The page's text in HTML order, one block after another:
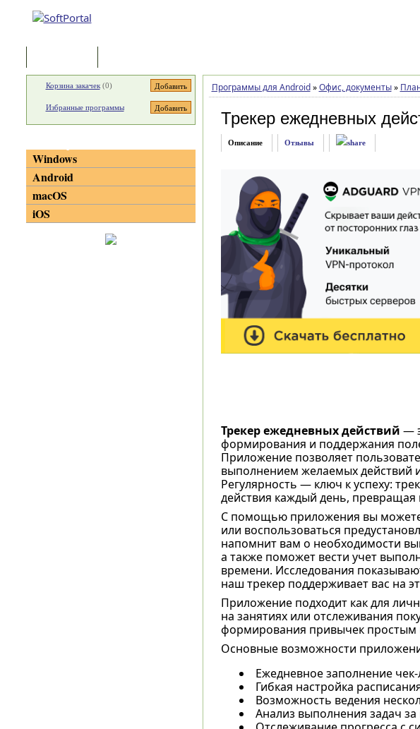
Программы для Android » Офис, документы »
Трекер ежедневных
Описание Отзывы
Трекер ежедневных действий —
формирования и поддержания
Приложение позволяет
выполнением желаемых действий
Регулярность — ключ к успеху:
действия каждый день, превращая
С помощью приложения вы можете
или воспользоваться
напомнит вам о необходимости
а также поможет вести учет
времени. Исследования
наш трекер поддерживает вас на
Приложение подходит как для
на занятиях или отслеживания
формирования привычек простым
Основные возможности
Ежедневное заполнение
Гибкая настройка
Возможность ведения
Анализ выполнения задач
Корзина закачек(0)
Избранные программы
Windows
Android
macOS
iOS